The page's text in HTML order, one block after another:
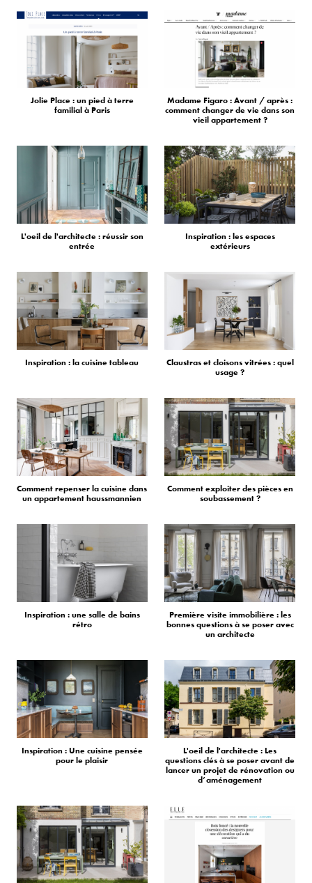
Jolie Place : un pied à terre
familial à Paris
Madame Figaro : Avant / après :
comment changer de vie dans son
vieil appartement ?
L'oeil de l'architecte : réussir son
entrée
Inspiration : les espaces
extérieurs
Inspiration : la cuisine tableau
Claustras et cloisons vitrées : quel
usage ?
Comment repenser la cuisine dans
un appartement haussmannien
Comment exploiter des pièces en
soubassement ?
Inspiration : une salle de bains
rétro
Première visite immobilière : les
bonnes questions à se poser avec
un architecte
Inspiration : Une cuisine pensée
pour le plaisir
L'oeil de l'architecte : Les
questions clés à se poser avant de
lancer un projet de rénovation ou
d’aménagement